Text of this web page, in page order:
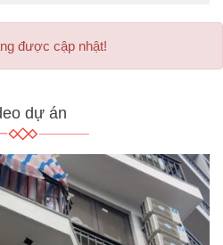
được cập nhật!
dự án